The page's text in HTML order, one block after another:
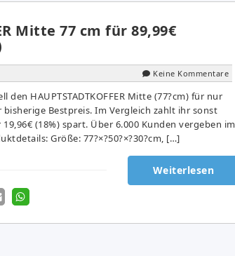
Mitte 77 cm für 89,99€
Keine Kommentare
HAUPTSTADTKOFFER Mitte (77?cm) für nur
bisherige Bestpreis. Im Vergleich zahlt ihr sonst
(18%) spart. Über 6.000 Kunden vergeben im
Größe: 77?×?50?×?30?cm, […]
Weiterlesen